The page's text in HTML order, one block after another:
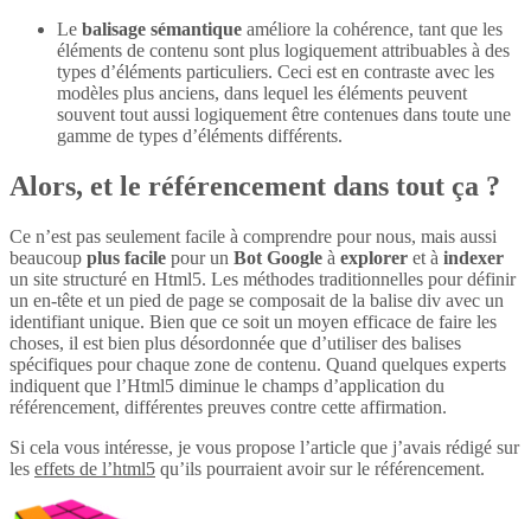
Le balisage sémantique améliore la cohérence, tant que les
éléments de contenu sont plus logiquement attribuables à des
types d’éléments particuliers. Ceci est en contraste avec les
modèles plus anciens, dans lequel les éléments peuvent
souvent tout aussi logiquement être contenues dans toute une
gamme de types d’éléments différents.
Alors, et le référencement dans tout ça ?
Ce n’est pas seulement facile à comprendre pour nous, mais aussi
beaucoup plus facile pour un Bot Google à explorer et à indexer
un site structuré en Html5. Les méthodes traditionnelles pour définir
un en-tête et un pied de page se composait de la balise div avec un
identifiant unique. Bien que ce soit un moyen efficace de faire les
choses, il est bien plus désordonnée que d’utiliser des balises
spécifiques pour chaque zone de contenu. Quand quelques experts
indiquent que l’Html5 diminue le champs d’application du
référencement, différentes preuves contre cette affirmation.
Si cela vous intéresse, je vous propose l’article que j’avais rédigé sur
les effets de l’html5 qu’ils pourraient avoir sur le référencement.